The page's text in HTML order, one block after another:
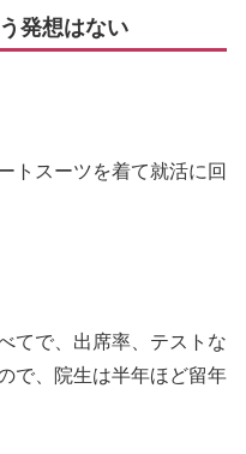
発想はない
トスーツを着て就活に回
てで、出席率、テストな
で、院生は半年ほど留年